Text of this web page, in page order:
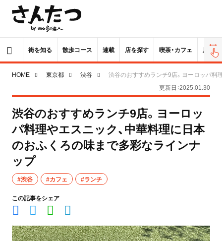
街を知る 散歩コース 連載 店を探す 喫茶・カフェ 居酒屋
HOME 東京都 渋谷
渋谷のおすすめランチ9店。ヨーロッパ料
更新日：2025.01.30
渋谷のおすすめランチ9店。ヨーロッ
パ料理やエスニック、中華料理に日本
のおふくろの味まで多彩なラインナ
ップ
#渋谷 #カフェ #ランチ
この記事をシェア